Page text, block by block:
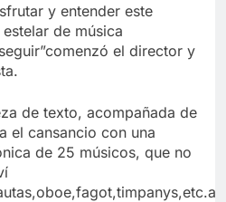
y entender este
de música
el director y
de texto, acompañada de
el cansancio con una
de 25 músicos, que no